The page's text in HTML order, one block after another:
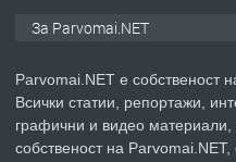
ПРЕДЛАГА
За Parvomai.NET
Parvomai.NET е
Всички статии, репортажи,
графични и видео материали,
собственост на